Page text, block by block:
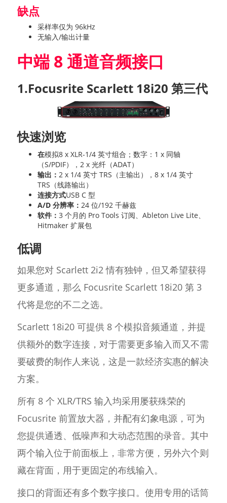
缺点
采样率仅为 96kHz
无输入/输出计量
中端 8 通道音频接口
1.Focusrite Scarlett 18i20 第三代
快速浏览
在模拟8 x XLR-1/4 英寸组合；数字：1 x 同轴
（S/PDIF），2 x 光纤（ADAT）
输出： 2 x 1/4 英寸 TRS（主输出），8 x 1/4 英寸
TRS（线路输出）
连接方式USB C 型
A/D 分辨率： 24 位/192 千赫兹
软件： 3 个月的 Pro Tools 订阅、Ableton Live Lite、
Hitmaker 扩展包
低调
如果您对 Scarlett 2i2 情有独钟，但又希望获得
更多通道，那么 Focusrite Scarlett 18i20 第 3
代将是您的不二之选。
Scarlett 18i20 可提供 8 个模拟音频通道，并提
供额外的数字连接，对于需要更多输入而又不需
要破费的制作人来说，这是一款经济实惠的解决
方案。
所有 8 个 XLR/TRS 输入均采用屡获殊荣的
Focusrite 前置放大器，并配有幻象电源，可为
您提供通透、低噪声和大动态范围的录音。其中
两个输入位于前面板上，非常方便，另外六个则
藏在背面，用于更固定的布线输入。
接口的背面还有多个数字接口。使用专用的话筒